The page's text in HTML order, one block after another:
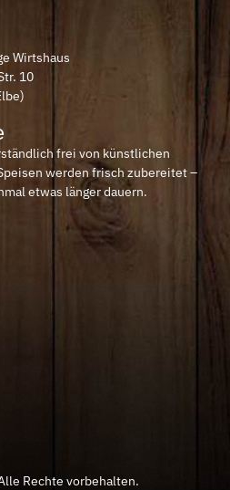
Wirtshaus
10
frei von künstlichen
werden frisch zubereitet –
etwas länger dauern.
Rechte vorbehalten.